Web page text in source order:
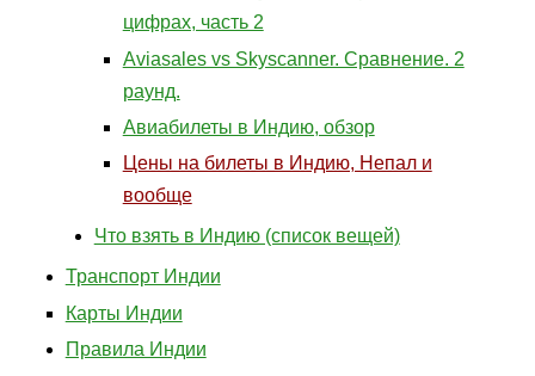
цифрах, часть 2
Aviasales vs Skyscanner. Сравнение. 2
раунд.
Авиабилеты в Индию, обзор
Цены на билеты в Индию, Непал и
вообще
Что взять в Индию (список вещей)
Транспорт Индии
Карты Индии
Правила Индии